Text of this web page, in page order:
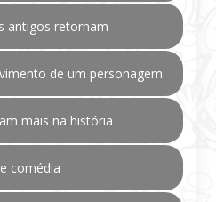
antigos retornam
de um personagem
mais na história
comédia